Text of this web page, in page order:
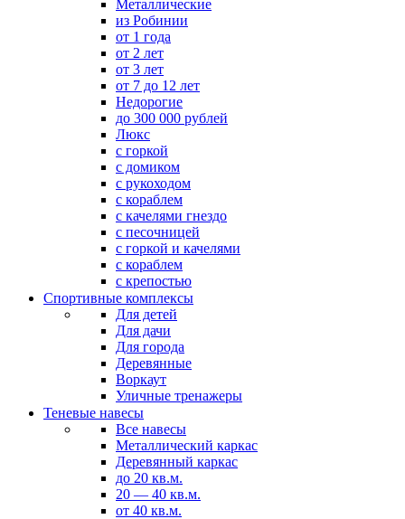
Металлические
из Робинии
от 1 года
от 2 лет
от 3 лет
от 7 до 12 лет
Недорогие
до 300 000 рублей
Люкс
с горкой
с домиком
с рукоходом
с кораблем
с качелями гнездо
с песочницей
с горкой и качелями
с кораблем
с крепостью
Спортивные комплексы
Для детей
Для дачи
Для города
Деревянные
Воркаут
Уличные тренажеры
Теневые навесы
Все навесы
Металлический каркас
Деревянный каркас
до 20 кв.м.
20 — 40 кв.м.
от 40 кв.м.